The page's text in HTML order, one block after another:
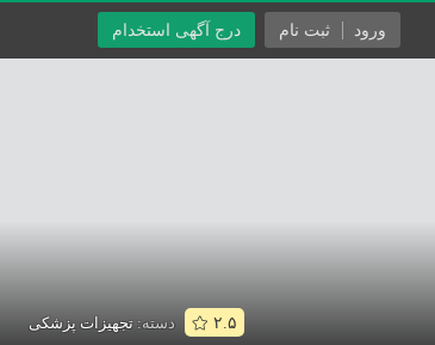
درج آگهی استخدام ورود ثبت نام
۲.۵ دسته: تجهیزات پزشکی